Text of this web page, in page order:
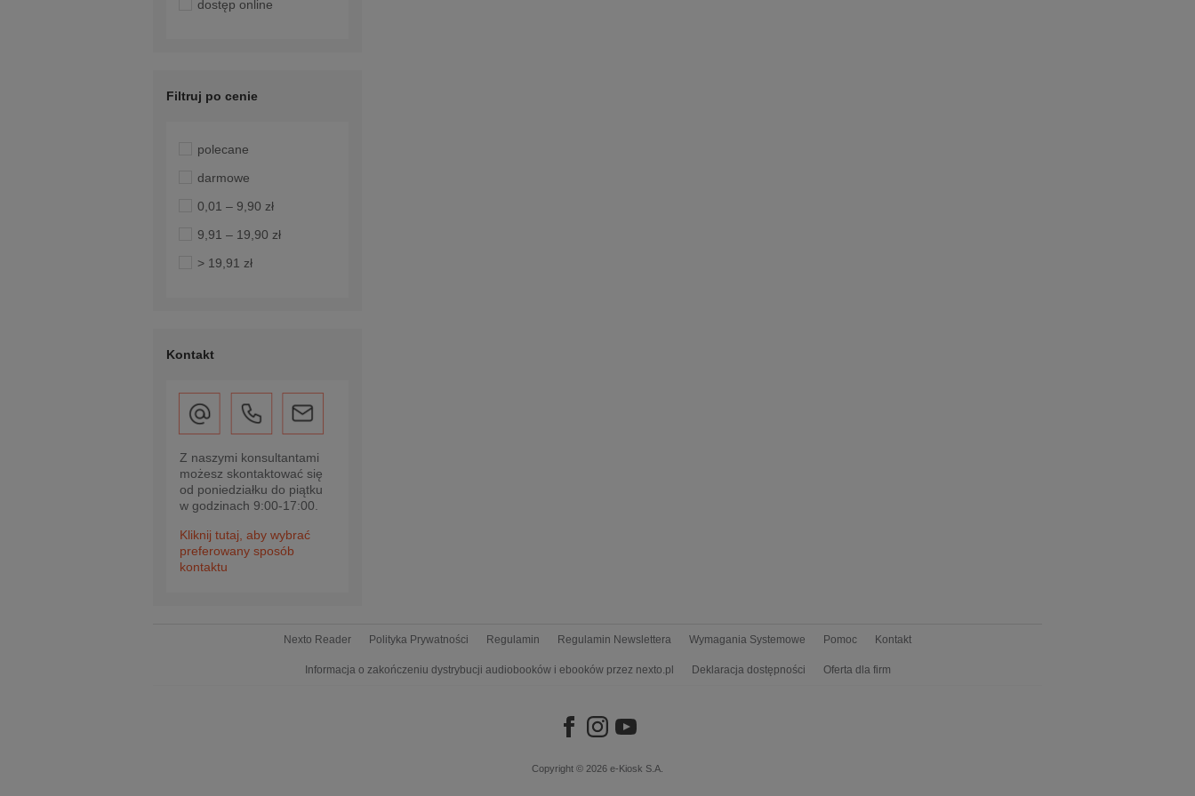
dostęp online
Filtruj po cenie
polecane
darmowe
0,01 – 9,90 zł
9,91 – 19,90 zł
> 19,91 zł
Kontakt
Z naszymi konsultantami
możesz skontaktować się
od poniedziałku do piątku
w godzinach 9:00-17:00.
Kliknij tutaj, aby wybrać
preferowany sposób
kontaktu
Nexto Reader Polityka Prywatności Regulamin Regulamin Newslettera Wymagania Systemowe Pomoc Kontakt
Informacja o zakończeniu dystrybucji audiobooków i ebooków przez nexto.pl Deklaracja dostępności Oferta dla firm
Copyright © 2026 e-Kiosk S.A.